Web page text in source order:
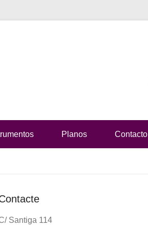
Planos Contacto
Santiga 114